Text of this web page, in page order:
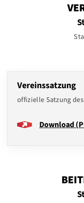
Vereinssatzung
offizielle Satzung
Download